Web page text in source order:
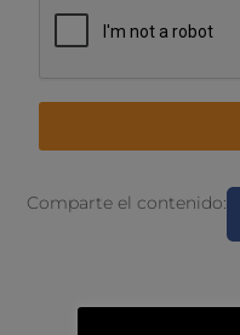
Comparte el contenido: